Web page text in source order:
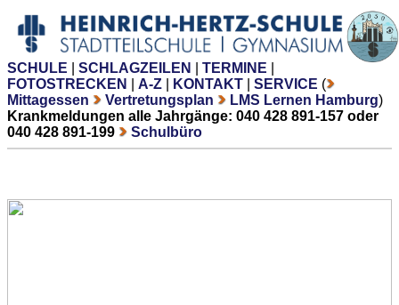
SCHULE SCHLAGZEILEN TERMINE
FOTOSTRECKEN
A-Z KONTAKT SERVICE (
Mittagessen
Vertretungsplan LMS Lernen Hamburg)
Krankmeldungen alle Jahrgänge: 040 428 891-157 oder
040 428 891-199
Schulbüro